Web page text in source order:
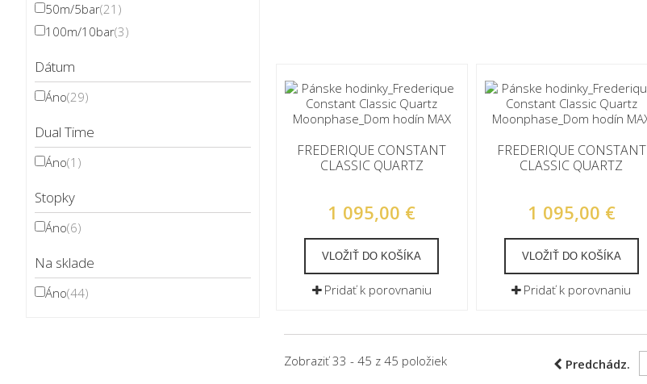
50m/5bar(21)
100m/10bar(3)
Dátum
Áno(29)
Dual Time
Áno(1)
Stopky
Áno(6)
Na sklade
Áno(44)
FREDERIQUE CONSTANT
CLASSIC QUARTZ
1 095,00 €
VLOŽIŤ DO KOŠÍKA
Pridať k porovnaniu
FREDERIQUE CONSTANT
CLASSIC QUARTZ
1 095,00 €
VLOŽIŤ DO KOŠÍKA
Pridať k porovnaniu
Predchádz.
Zobraziť 33 - 45 z 45 položiek